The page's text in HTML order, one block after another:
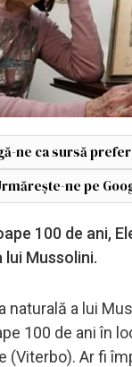
ne ca sursă
ne pe
100 de ani,
Mussolini.
naturală a lui
100 de ani în
(Viterbo). Ar fi